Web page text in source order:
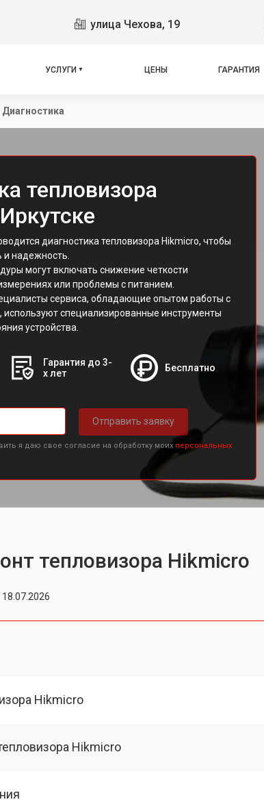
улица Чехова, 19
УСЛУГИ ЦЕНЫ ГАРАНТИЯ
Диагностика
тепловизора
диагностика тепловизора Hikmicro, чтобы
и надежность.
могут включать снижение четкости
или проблемы с питанием.
сервиса, обладающие опытом работы с
специализированные инструменты
устройства.
Гарантия до 3-
х лет
Бесплатно
Отправить заявку
я даю свое согласие на обработку моих персональных
тепловизора Hikmicro
Hikmicro
Hikmicro